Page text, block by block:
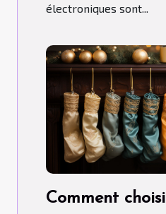
électroniques sont...
Comment